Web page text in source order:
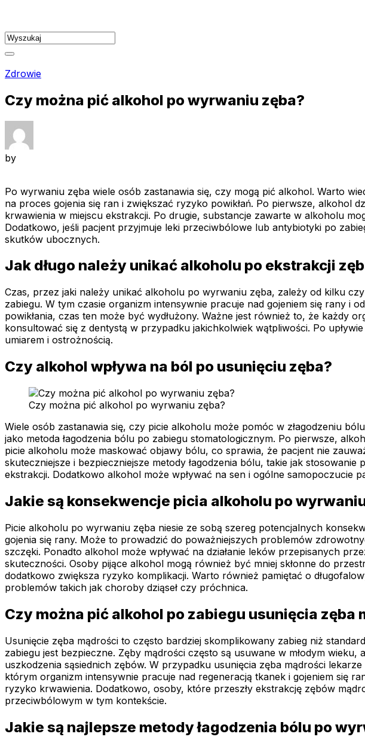
content
Zdrowie
Czy można pić alkohol po wyrwaniu zęba?
by
Po wyrwaniu zęba wiele osób zastanawia się, czy mogą pić alkohol. Warto
na proces gojenia się ran i zwiększać ryzyko powikłań. Po pierwsze, alkohol
krwawienia w miejscu ekstrakcji. Po drugie, substancje zawarte w alkoholu
Dodatkowo, jeśli pacjent przyjmuje leki przeciwbólowe lub antybiotyki po
skutków ubocznych.
Jak długo należy unikać alkoholu po ekstrakcji
Czas, przez jaki należy unikać alkoholu po wyrwaniu zęba, zależy od kilku
zabiegu. W tym czasie organizm intensywnie pracuje nad gojeniem się rany i
powikłania, czas ten może być wydłużony. Ważne jest również to, że każdy
konsultować się z dentystą w przypadku jakichkolwiek wątpliwości. Po
umiarem i ostrożnością.
Czy alkohol wpływa na ból po usunięciu zęba?
Czy można pić alkohol po wyrwaniu zęba?
Wiele osób zastanawia się, czy picie alkoholu może pomóc w złagodzeniu
jako metoda łagodzenia bólu po zabiegu stomatologicznym. Po pierwsze,
picie alkoholu może maskować objawy bólu, co sprawia, że pacjent nie
skuteczniejsze i bezpieczniejsze metody łagodzenia bólu, takie jak
ekstrakcji. Dodatkowo alkohol może wpływać na sen i ogólne samopoczucie
Jakie są konsekwencje picia alkoholu po
Picie alkoholu po wyrwaniu zęba niesie ze sobą szereg potencjalnych
gojenia się rany. Może to prowadzić do poważniejszych problemów
szczęki. Ponadto alkohol może wpływać na działanie leków przepisanych
skuteczności. Osoby pijące alkohol mogą również być mniej skłonne do
dodatkowo zwiększa ryzyko komplikacji. Warto również pamiętać o
problemów takich jak choroby dziąseł czy próchnica.
Czy można pić alkohol po zabiegu usunięcia zęba
Usunięcie zęba mądrości to często bardziej skomplikowany zabieg niż
zabiegu jest bezpieczne. Zęby mądrości często są usuwane w młodym
uszkodzenia sąsiednich zębów. W przypadku usunięcia zęba mądrości
którym organizm intensywnie pracuje nad regeneracją tkanek i gojeniem się
ryzyko krwawienia. Dodatkowo, osoby, które przeszły ekstrakcję zębów
przeciwbólowym w tym kontekście.
Jakie są najlepsze metody łagodzenia bólu po